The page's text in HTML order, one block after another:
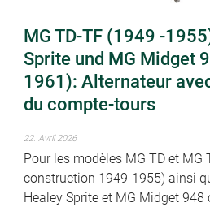
MG TD-TF (1949 -
Sprite und MG Midget
1961): Alternateur
du compte-tours
22. Avril 2026
Pour les modèles MG TD et MG
construction 1949-1955) ainsi
Healey Sprite et MG Midget 948